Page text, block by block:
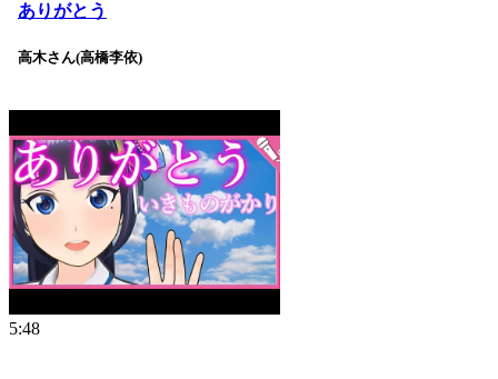
ありがとう
高木さん(高橋李依)
5:48